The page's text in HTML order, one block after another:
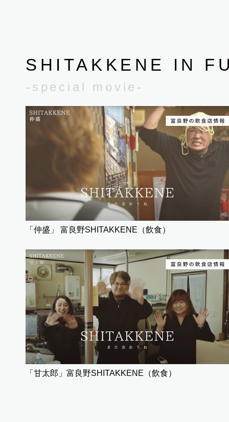
SHITAKKENE IN
-special movie-
「仲盛」 富良野SHITAKKENE（飲食）
「甘太郎」富良野SHITAKKENE（飲食）